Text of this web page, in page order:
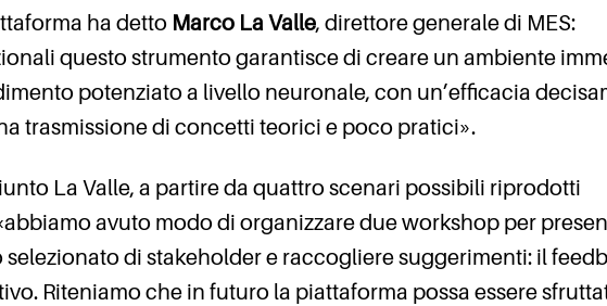
ha detto Marco La Valle, direttore generale di MES:
questo strumento garantisce di creare un ambiente
potenziato a livello neuronale, con un’efficacia
trasmissione di concetti teorici e poco pratici».
La Valle, a partire da quattro scenari possibili riprodotti
avuto modo di organizzare due workshop per
di stakeholder e raccogliere suggerimenti: il
Riteniamo che in futuro la piattaforma possa essere